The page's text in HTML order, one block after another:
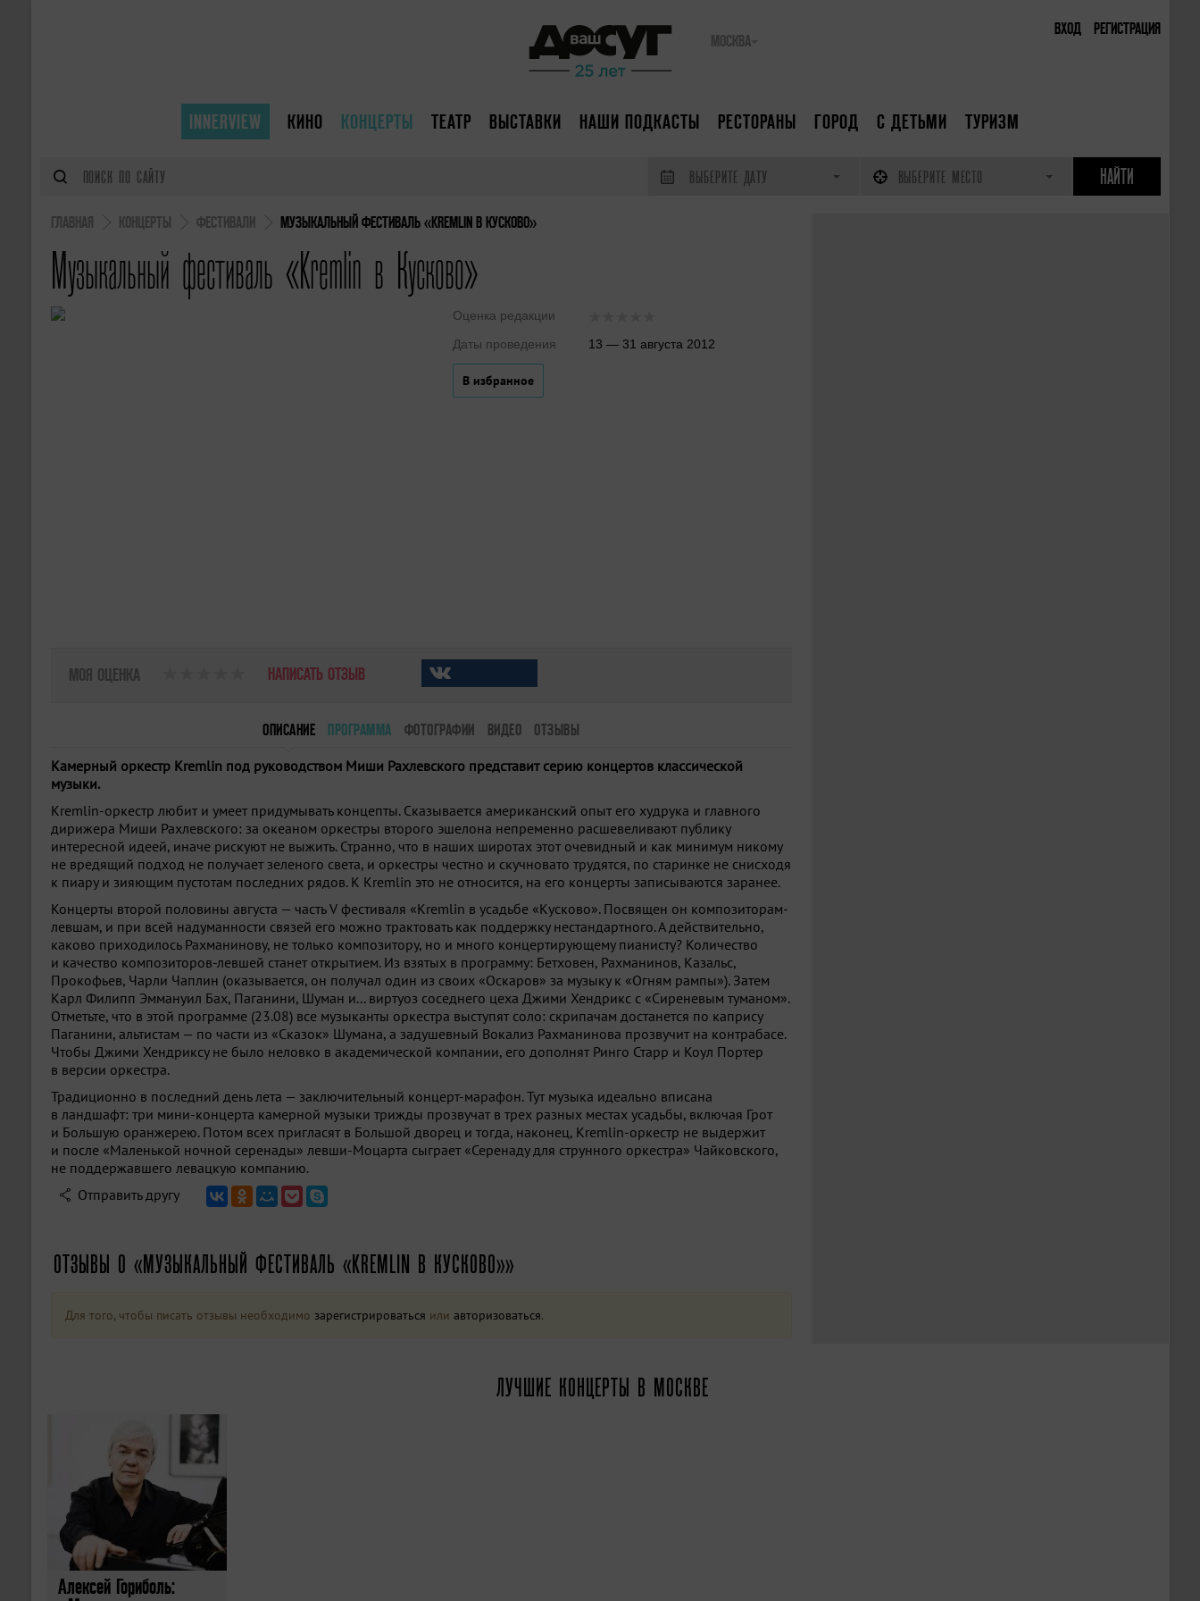
ВХОД РЕГИСТРАЦИЯ
МОСКВА
INNERVIEW КИНО КОНЦЕРТЫ ТЕАТР ВЫСТАВКИ НАШИ ПОДКАСТЫ РЕСТОРАНЫ ГОРОД С ДЕТЬМИ ТУРИЗМ
ВЫБЕРИТЕ ДАТУ ВЫБЕРИТЕ МЕСТО
ГЛАВНАЯ КОНЦЕРТЫ ФЕСТИВАЛИ МУЗЫКАЛЬНЫЙ ФЕСТИВАЛЬ «KREMLIN В КУСКОВО»
Музыкальный фестиваль «Kremlin в Кусково»
Оценка редакции
Даты проведения
13 — 31 августа 2012
В избранное
МОЯ ОЦЕНКА НАПИСАТЬ ОТЗЫВ
ОПИСАНИЕ ПРОГРАММА ФОТОГРАФИИ ВИДЕО ОТЗЫВЫ
Камерный оркестр Kremlin под руководством Миши Рахлевского представит серию концертов классической
музыки.
Kremlin-оркестр любит и умеет придумывать концепты. Сказывается американский опыт его худрука и главного
дирижера Миши Рахлевского: за океаном оркестры второго эшелона непременно расшевеливают публику
интересной идеей, иначе рискуют не выжить. Странно, что в наших широтах этот очевидный и как минимум никому
не вредящий подход не получает зеленого света, и оркестры честно и скучновато трудятся, по старинке не снисходя
к пиару и зияющим пустотам последних рядов. К Kremlin это не относится, на его концерты записываются заранее.
Концерты второй половины августа — часть V фестиваля «Kremlin в усадьбе «Кусково». Посвящен он композиторам-
левшам, и при всей надуманности связей его можно трактовать как поддержку нестандартного. А действительно,
каково приходилось Рахманинову, не только композитору, но и много концертирующему пианисту? Количество
и качество композиторов-левшей станет открытием. Из взятых в программу: Бетховен, Рахманинов, Казальс,
Прокофьев, Чарли Чаплин (оказывается, он получал один из своих «Оскаров» за музыку к «Огням рампы»). Затем
Карл Филипп Эммануил Бах, Паганини, Шуман и... виртуоз соседнего цеха Джими Хендрикс с «Сиреневым туманом».
Отметьте, что в этой программе (23.08) все музыканты оркестра выступят соло: скрипачам достанется по капрису
Паганини, альтистам — по части из «Сказок» Шумана, а задушевный Вокализ Рахманинова прозвучит на контрабасе.
Чтобы Джими Хендриксу не было неловко в академической компании, его дополнят Ринго Старр и Коул Портер
в версии оркестра.
Традиционно в последний день лета — заключительный концерт-марафон. Тут музыка идеально вписана
в ландшафт: три мини-концерта камерной музыки трижды прозвучат в трех разных местах усадьбы, включая Грот
и Большую оранжерею. Потом всех пригласят в Большой дворец и тогда, наконец, Kremlin-оркестр не выдержит
и после «Маленькой ночной серенады» левши-Моцарта сыграет «Серенаду для струнного оркестра» Чайковского,
не поддержавшего левацкую компанию.
Отправить другу
ОТЗЫВЫ О «МУЗЫКАЛЬНЫЙ ФЕСТИВАЛЬ «KREMLIN В КУСКОВО»»
Для того, чтобы писать отзывы необходимо зарегистрироваться или авторизоваться.
ЛУЧШИЕ КОНЦЕРТЫ В МОСКВЕ
Алексей Гориболь: